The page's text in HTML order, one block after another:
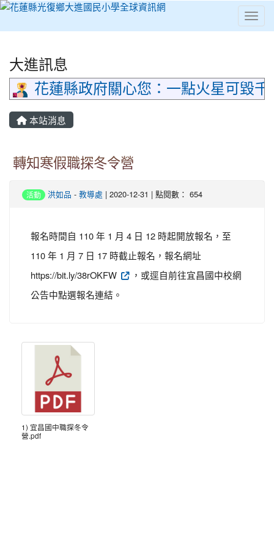
⏸
大進訊息
花蓮縣政府關心您：一點火星可毀
本站消息
轉知寒假職探冬令營
活動 洪如品 - 教導處 | 2020-12-31 | 點閱數： 654
報名時間自 110 年 1 月 4 日 12 時起開放報名，至
110 年 1 月 7 日 17 時截止報名，報名網址
https://bit.ly/38rOKFW
，或逕自前往宜昌國中校網
公告中點選報名連結。
1) 宜昌國中職探冬令
營.pdf